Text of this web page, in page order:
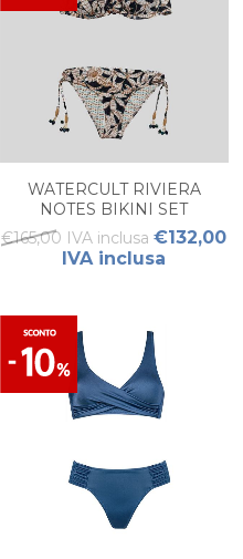
WATERCULT RIVIERA
NOTES BIKINI SET
€165,00 IVA inclusa €132,00
IVA inclusa